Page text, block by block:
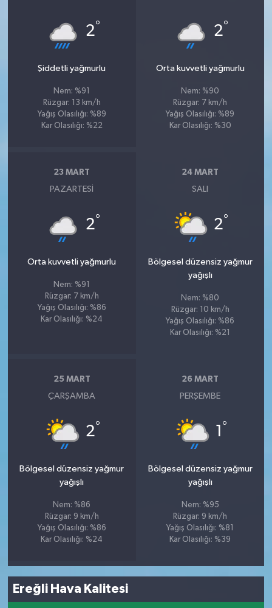
2°
Şiddetli yağmurlu
Nem: %91
Rüzgar: 13 km/h
Yağış Olasılığı: %89
Kar Olasılığı: %22
2°
Orta kuvvetli yağmurlu
Nem: %90
Rüzgar: 7 km/h
Yağış Olasılığı: %89
Kar Olasılığı: %30
23 MART
PAZARTESI
2°
Orta kuvvetli yağmurlu
Nem: %91
Rüzgar: 7 km/h
Yağış Olasılığı: %86
Kar Olasılığı: %24
24 MART
SALI
2°
Bölgesel düzensiz yağmur
yağışlı
Nem: %80
Rüzgar: 10 km/h
Yağış Olasılığı: %86
Kar Olasılığı: %21
25 MART
ÇARŞAMBA
2°
Bölgesel düzensiz yağmur
yağışlı
Nem: %86
Rüzgar: 9 km/h
Yağış Olasılığı: %86
Kar Olasılığı: %24
26 MART
PERŞEMBE
1 °
Bölgesel düzensiz yağmur
yağışlı
Nem: %95
Rüzgar: 9 km/h
Yağış Olasılığı: %81
Kar Olasılığı: %39
Ereğli Hava Kalitesi